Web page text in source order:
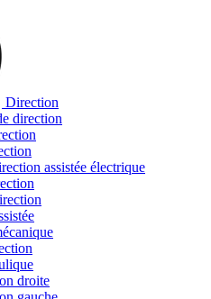
Direction
direction
assistée électrique
droite